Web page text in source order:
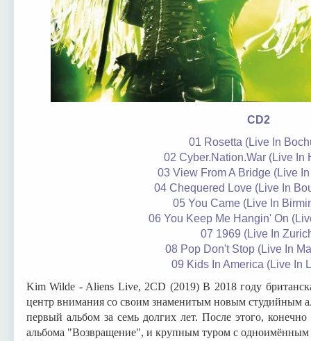
CD2
01 Rosetta (Live In
02 Cyber.Nation.War (Live In
03 View From A Bridge (Live
04 Chequered Love (Live In
05 You Came (Live In
06 You Keep Me Hangin' On
07 1969 (Live In
08 Pop Don't Stop (Live In
09 Kids In America (Live In
Kim Wilde - Aliens Live, 2CD (2019) В 2018 году
центр внимания со своим знаменитым новым студийным
первый альбом за семь долгих лет. После этого,
альбома "Возвращение", и крупным туром с